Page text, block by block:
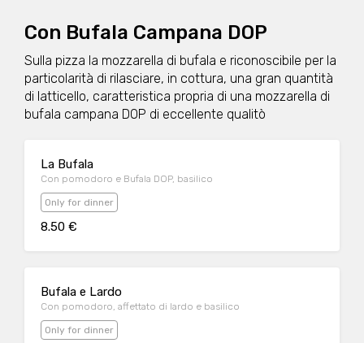
Con Bufala Campana DOP
Sulla pizza la mozzarella di bufala e riconoscibile per la
particolarità di rilasciare, in cottura, una gran quantità
di latticello, caratteristica propria di una mozzarella di
bufala campana DOP di eccellente qualitò
La Bufala
Con pomodoro e Bufala DOP, basilico
Only for dinner
8.50 €
Bufala e Lardo
Con pomodoro, affettato di lardo e basilico
Only for dinner